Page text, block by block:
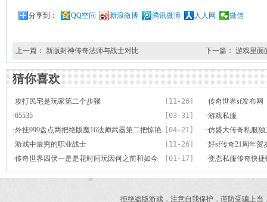
分享到： QQ空间 新浪微博 腾讯微博 人人网 微信
上一篇： 新版封神传奇法师与战士对比 下一篇： 游戏里面
猜你喜欢
[11-26]
·攻打民宅是玩家第二个步骤 ·传奇世界sf发布网
[03-31]
·65535 ·游戏私服
[04-21]
·外挂999盘点两把绝版魔16法师武器第二把惊艳
全服
·仿盛大传奇私服
[11-26]
·游戏中最穷的职业战士 ·好sf传奇21周年贺
[01-17]
·传奇世界四伏一是是花时间玩因何之前和如今
的差距那么大
·变态私服传奇快
拒绝盗版游戏，注意自我保护，谨防受骗上